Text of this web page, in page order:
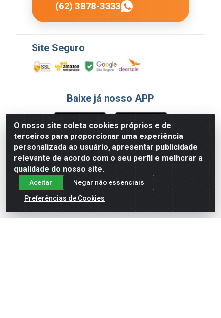
O nosso site coleta cookies próprios e de
terceiros para proporcionar uma experiência
personalizada ao usuário, apresentar publicidade
relevante de acordo com o seu perfil e melhorar a
qualidade do nosso site.
Aceitar
Negar não essenciais
Preferências de Cookies
(62) 3878-3333
Site Seguro
Baixe já nosso APP
Formas de Pagamento